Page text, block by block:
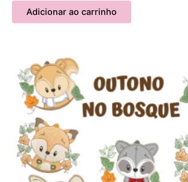
Adicionar ao carrinho